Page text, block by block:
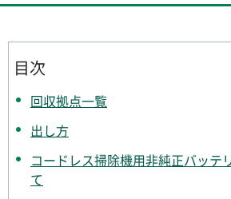
目次
回収拠点一覧
出し方
コードレス掃除機用非純正バッテ
て